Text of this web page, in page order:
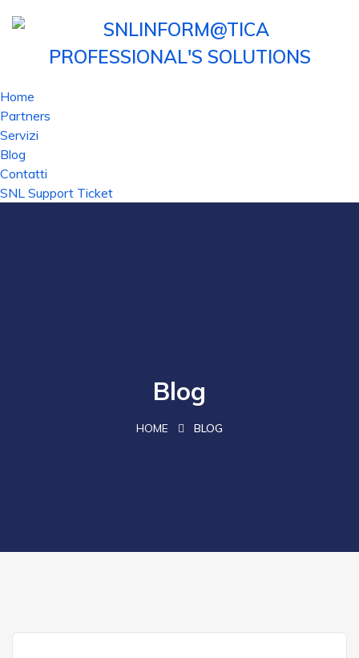
Home
Partners
Servizi
Blog
Contatti
SNL Support Ticket
Blog
HOME BLOG